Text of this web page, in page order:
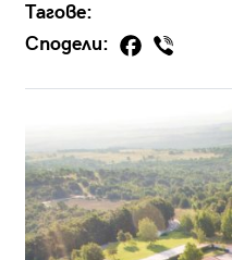
Тагове:
Сподели: